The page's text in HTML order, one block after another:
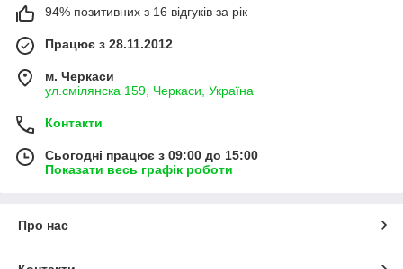
94% позитивних з 16 відгуків за рік
Працює з 28.11.2012
м. Черкаси
ул.смілянска 159, Черкаси, Україна
Контакти
Сьогодні працює з 09:00 до 15:00
Показати весь графік роботи
Про нас